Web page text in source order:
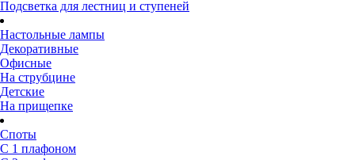
Подсветка для лестниц и ступеней
Настольные лампы
Декоративные
Офисные
На струбцине
Детские
На прищепке
Споты
С 1 плафоном